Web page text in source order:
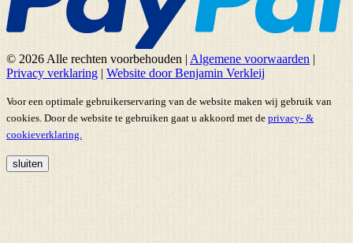
© 2026 Alle rechten voorbehouden | Algemene voorwaarden |
Privacy verklaring | Website door Benjamin Verkleij
Voor een optimale gebruikerservaring van de website maken wij gebruik van
cookies. Door de website te gebruiken gaat u akkoord met de privacy- &
cookieverklaring.
sluiten